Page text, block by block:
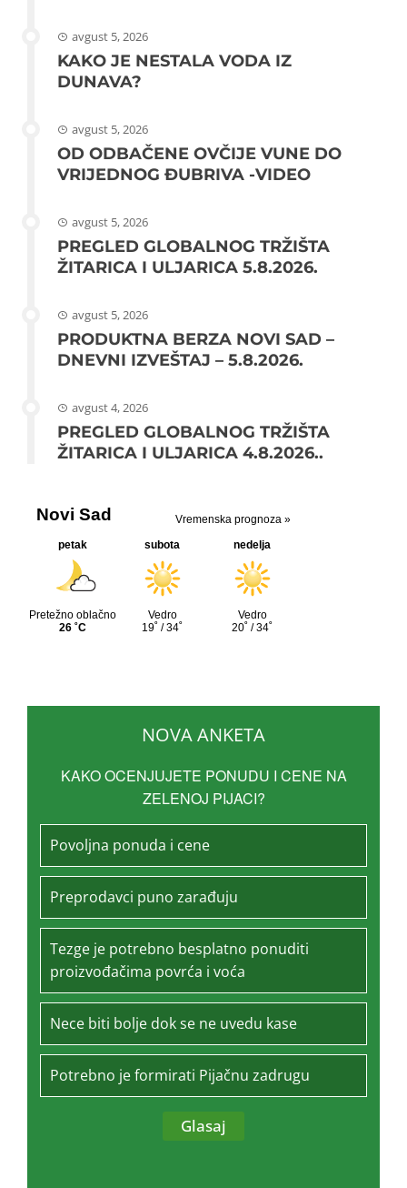
avgust 5, 2026
KAKO JE NESTALA VODA IZ
DUNAVA?
avgust 5, 2026
OD ODBAČENE OVČIJE VUNE DO
VRIJEDNOG ĐUBRIVA -VIDEO
avgust 5, 2026
PREGLED GLOBALNOG TRŽIŠTA
ŽITARICA I ULJARICA 5.8.2026.
avgust 5, 2026
PRODUKTNA BERZA NOVI SAD –
DNEVNI IZVEŠTAJ – 5.8.2026.
avgust 4, 2026
PREGLED GLOBALNOG TRŽIŠTA
ŽITARICA I ULJARICA 4.8.2026..
NOVA ANKETA
KAKO OCENJUJETE PONUDU I CENE NA
ZELENOJ PIJACI?
Povoljna ponuda i cene
Preprodavci puno zarađuju
Tezge je potrebno besplatno ponuditi
proizvođačima povrća i voća
Nece biti bolje dok se ne uvedu kase
Potrebno je formirati Pijačnu zadrugu